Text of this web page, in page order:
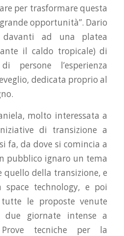
per trasformare questa
opportunità”. Dario
davanti ad una platea
il caldo tropicale) di
persone l’esperienza
dedicata proprio al
molto interessata a
di transizione a
fa, da dove si comincia a
pubblico ignaro un tema
quello della transizione, e
space technology, e poi
tutte le proposte venute
giornate intense a
Prove tecniche per la